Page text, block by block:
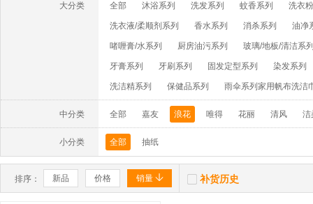
大分类 全部 沐浴系列 洗发系列 蚊香系列 洗衣
洗衣液/柔顺剂系列 香水系列 消杀系列 油净
啫喱膏/水系列 厨房油污系列 玻璃/地板/清洁系
牙膏系列 牙刷系列 固发定型系列 染发系列
洗洁精系列 保健品系列 雨伞系列家用帆布洗洁
中分类 全部 嘉友 浪花 唯得 花丽 清风 洁
小分类 全部 抽纸
排序： 新品 价格 销量   补货历史